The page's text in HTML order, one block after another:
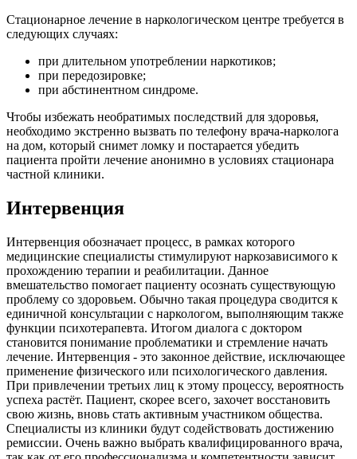
Стационарное лечение в наркологическом центре требуется в
следующих случаях:
при длительном употреблении наркотиков;
при передозировке;
при абстинентном синдроме.
Чтобы избежать необратимых последствий для здоровья,
необходимо экстренно вызвать по телефону врача-нарколога
на дом, который снимет ломку и постарается убедить
пациента пройти лечение анонимно в условиях стационара
частной клиники.
Интервенция
Интервенция обозначает процесс, в рамках которого
медицинские специалисты стимулируют наркозависимого к
прохождению терапии и реабилитации. Данное
вмешательство помогает пациенту осознать существующую
проблему со здоровьем. Обычно такая процедура сводится к
единичной консультации с наркологом, выполняющим также
функции психотерапевта. Итогом диалога с доктором
становится понимание проблематики и стремление начать
лечение. Интервенция - это законное действие, исключающее
применение физического или психологического давления.
При привлечении третьих лиц к этому процессу, вероятность
успеха растёт. Пациент, скорее всего, захочет восстановить
свою жизнь, вновь стать активным участником общества.
Специалисты из клиники будут содействовать достижению
ремиссии. Очень важно выбрать квалифицированного врача,